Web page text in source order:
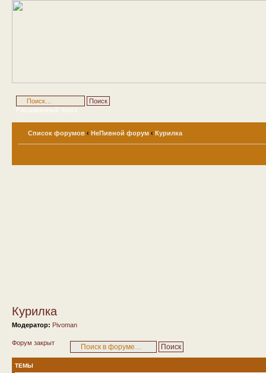
Расширенный поиск
Список форумов ‹ НеПивной форум ‹ Курилка
Курилка
Модератор: Pivoman
Форум закрыт
ТЕМЫ